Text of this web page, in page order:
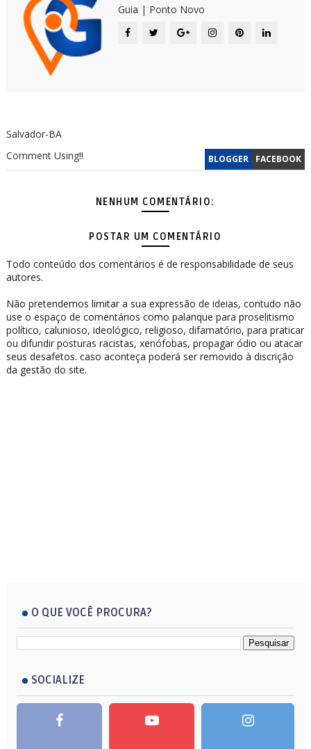
Guia | Ponto Novo
Salvador-BA
BLOGGER FACEBOOK
Comment Using!!
NENHUM COMENTÁRIO:
POSTAR UM COMENTÁRIO
Todo conteúdo dos comentários é de responsabilidade de seus
autores.
Não pretendemos limitar a sua expressão de ideias, contudo não
use o espaço de comentários como palanque para proselitismo
político, calunioso, ideológico, religioso, difamatório, para praticar
ou difundir posturas racistas, xenófobas, propagar ódio ou atacar
seus desafetos. caso aconteça poderá ser removido à discrição
da gestão do site.
O QUE VOCÊ PROCURA?
SOCIALIZE